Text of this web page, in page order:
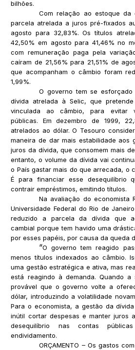
bilhões.
Com relação ao estoque da
parcela atrelada a juros pré-fixados
agosto para 32,83%. Os títulos
42,50% em agosto para 41,46% no
com remuneração paga pela
caíram de 21,56% para 21,51% de
que acompanham o câmbio foram
1,99%.
O governo tem se
dívida atrelada à Selic, que
vinculada ao câmbio, para evitar
públicas. Em dezembro de 1999,
atrelados ao dólar. O Tesouro
maneira de dar mais estabilidade aos
juros da dívida, que consomem mais
entanto, o volume da dívida vai
o País gastar mais do que arrecada, o
É para financiar esse desequilíbrio
contrair empréstimos, emitindo títulos.
Na avaliação do economista
Universidade Federal do Rio de
reduzido a parcela da dívida que
cambial porque tem havido uma
por esses papéis, por causa da queda
“O governo tem reagido
menos títulos indexados ao câmbio.
uma gestão estratégica e ativa, mas
está reagindo à demanda. Quando
provável que o governo volte a
dólar, introduzindo a volatilidade
Para o economista, a gestão da
inútil cortar despesas e manter juros
desequilíbrio nas contas
endividamento.
ORÇAMENTO – Os gastos